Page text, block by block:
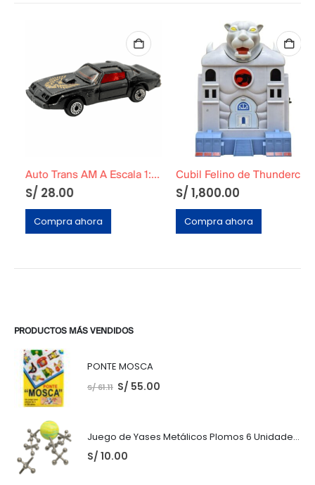
Auto Trans AM A Escala 1:56
S/28.00
Compra ahora
Cubil Felino de Thundercats Americano
S/1,800.00
Compra ahora
PRODUCTOS MÁS VENDIDOS
PONTE MOSCA
S/61.11 S/ 55.00
Juego de Yases Metálicos Plomos 6 Unidades + Pelota de Goma (En Bolsita Lista para Regalar)
S/ 10.00